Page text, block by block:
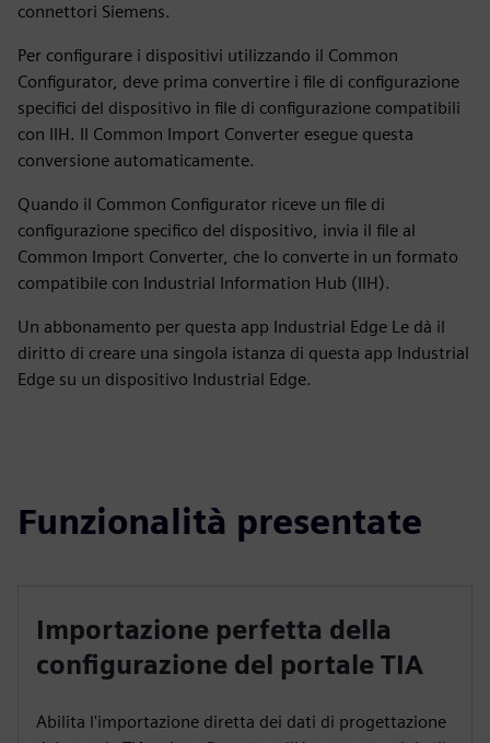
connettori Siemens.
Per configurare i dispositivi utilizzando il Common
Configurator, deve prima convertire i file di configurazione
specifici del dispositivo in file di configurazione compatibili
con IIH. Il Common Import Converter esegue questa
conversione automaticamente.
Quando il Common Configurator riceve un file di
configurazione specifico del dispositivo, invia il file al
Common Import Converter, che lo converte in un formato
compatibile con Industrial Information Hub (IIH).
Un abbonamento per questa app Industrial Edge Le dà il
diritto di creare una singola istanza di questa app Industrial
Edge su un dispositivo Industrial Edge.
Funzionalità presentate
Importazione perfetta della
configurazione del portale TIA
Abilita l'importazione diretta dei dati di progettazione